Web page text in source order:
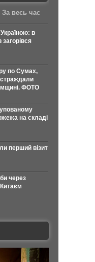
За весь час
в
загорівся
по Сумах,
ФОТО
на складі
перший візит
через